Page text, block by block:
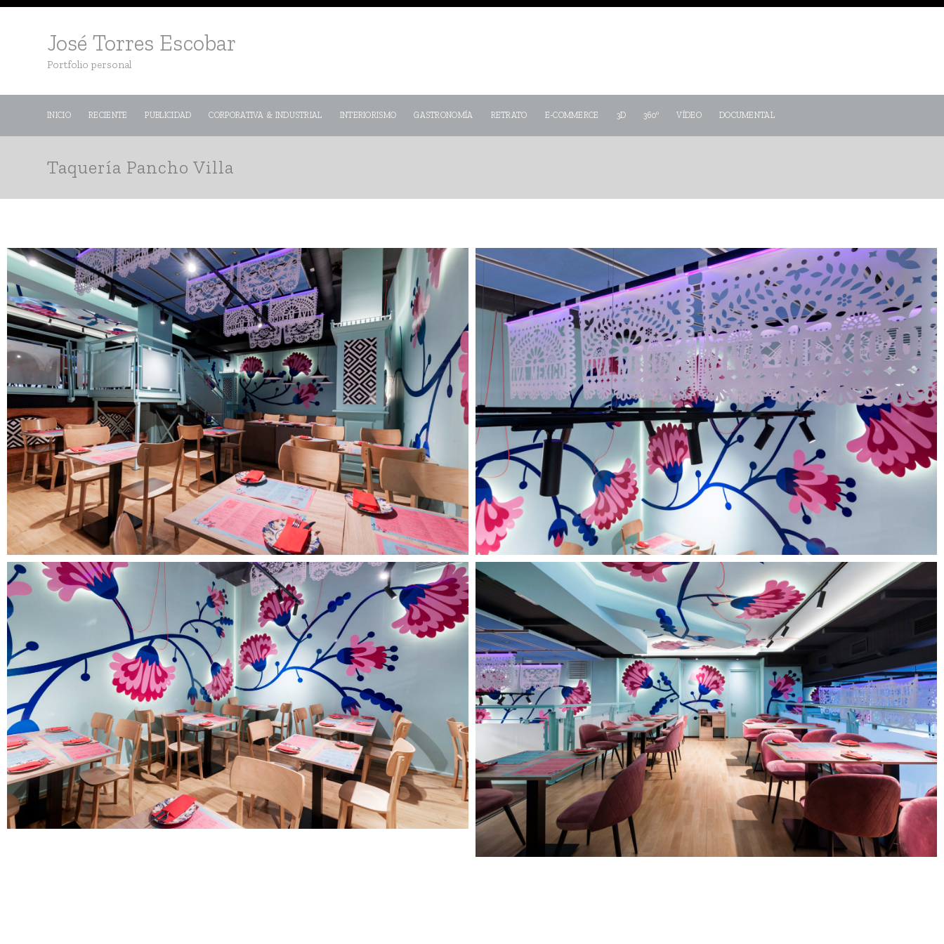
José Torres Escobar
Portfolio personal
INICIO RECIENTE PUBLICIDAD CORPORATIVA & INDUSTRIAL INTERIORISMO GASTRONOMÍA RETRATO E-COMMERCE 3D 360º VÍDEO DOCUMENTAL
Taquería Pancho Villa